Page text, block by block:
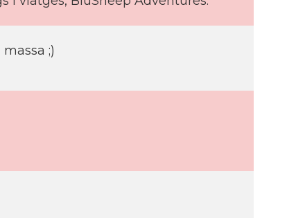
;)